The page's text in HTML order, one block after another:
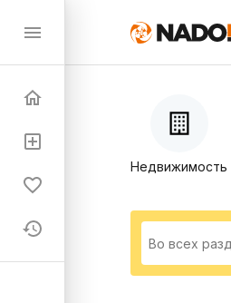
Недвижимость